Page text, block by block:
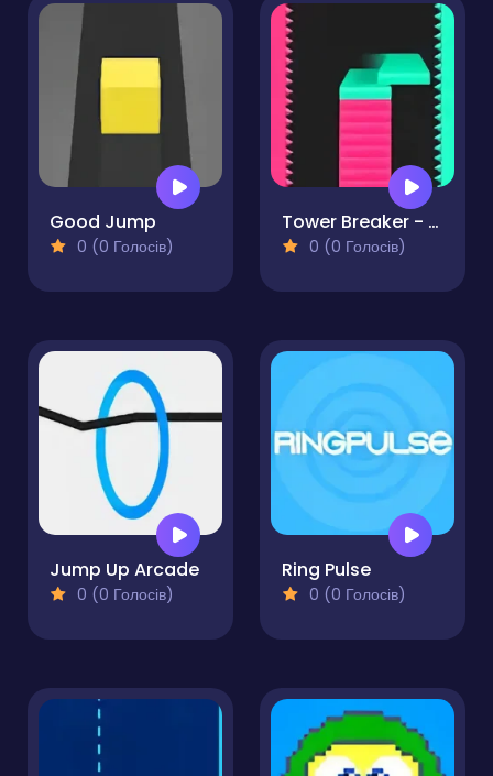
Good Jump
0 (0 Голосів)
Tower Breaker - Destroy Tower
0 (0 Голосів)
Jump Up Arcade
0 (0 Голосів)
Ring Pulse
0 (0 Голосів)